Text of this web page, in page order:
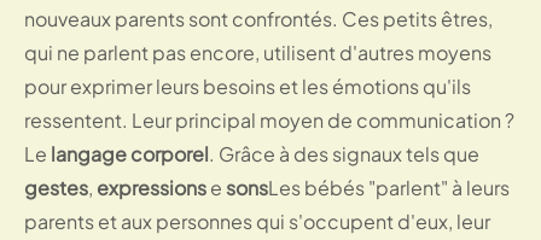
nouveaux parents sont confrontés. Ces petits êtres,
qui ne parlent pas encore, utilisent d'autres moyens
pour exprimer leurs besoins et les émotions qu'ils
ressentent. Leur principal moyen de communication ?
Le langage corporel. Grâce à des signaux tels que
gestes, expressionsesonsLes bébés "parlent" à leurs
parents et aux personnes qui s'occupent d'eux, leur